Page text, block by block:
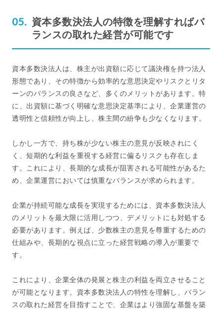
資本多数決法人の特徴を理解すればバ
ランスの取れた経営が可能です
資本多数決法人は、株主が出資額に応じて議決権を持つ法人
形態であり、その特徴から効率的な意思決定やリスクとリタ
ーンのバランスの良さなど、多くのメリットがあります。特
に、出資額に基づく明確な意思決定基準により、企業運営の
透明性と信頼性が向上し、株主間の紛争も少なくなります。
しかし一方で、持ち株が少ない株主の意見が反映されにく
く、短期的な利益を重視する経営に偏るリスクも存在しま
す。これにより、長期的な成長が阻害される可能性があるた
め、企業運営においては慎重なバランスが求められます。
企業が持続可能な成長を実現するためには、資本多数決法人
のメリットを最大限に活用しつつ、デメリットにも対処する
必要があります。例えば、少数株主の意見を尊重するための
仕組みや、長期的な視点に立った経営戦略の導入が重要で
す。
これにより、企業全体の発展と株主の利益を両立させること
が可能となります。資本多数決法人の特性を理解し、バラン
スの取れた経営を目指すことで、企業はより強固な基盤を築